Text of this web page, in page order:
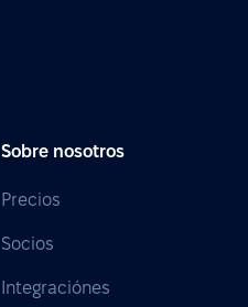
Sobre nosotros
Precios
Socios
Integraciónes